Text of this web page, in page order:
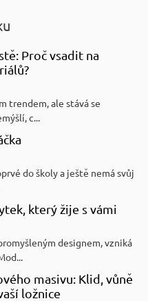
Proč vsadit na
trendem, ale stává se
c...
do školy a ještě nemá svůj
který žije s vámi
designem, vzniká
masivu: Klid, vůně
ložnice